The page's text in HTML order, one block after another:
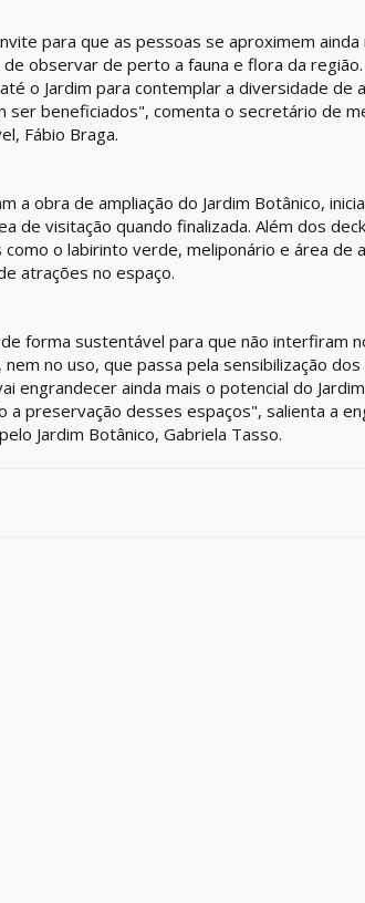
para que as pessoas se aproximem
observar de perto a fauna e flora da
o Jardim para contemplar a diversidade de
ser beneficiados", comenta o secretário de
Fábio Braga.
a obra de ampliação do Jardim Botânico,
de visitação quando finalizada. Além dos
como o labirinto verde, meliponário e área de
atrações no espaço.
forma sustentável para que não interfiram
no uso, que passa pela sensibilização
engrandecer ainda mais o potencial do
a preservação desses espaços", salienta a
Jardim Botânico, Gabriela Tasso.